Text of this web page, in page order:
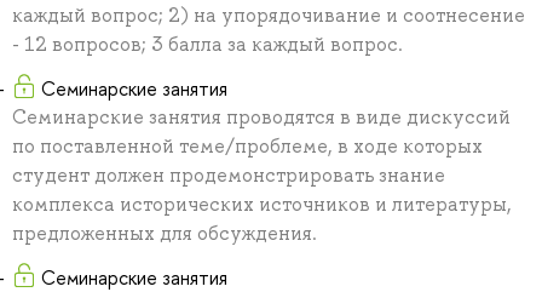
каждый вопрос; 2) на упорядочивание и соотнесение
- 12 вопросов; 3 балла за каждый вопрос.
Семинарские занятия
Семинарские занятия проводятся в виде дискуссий
по поставленной теме/проблеме, в ходе которых
студент должен продемонстрировать знание
комплекса исторических источников и литературы,
предложенных для обсуждения.
Семинарские занятия